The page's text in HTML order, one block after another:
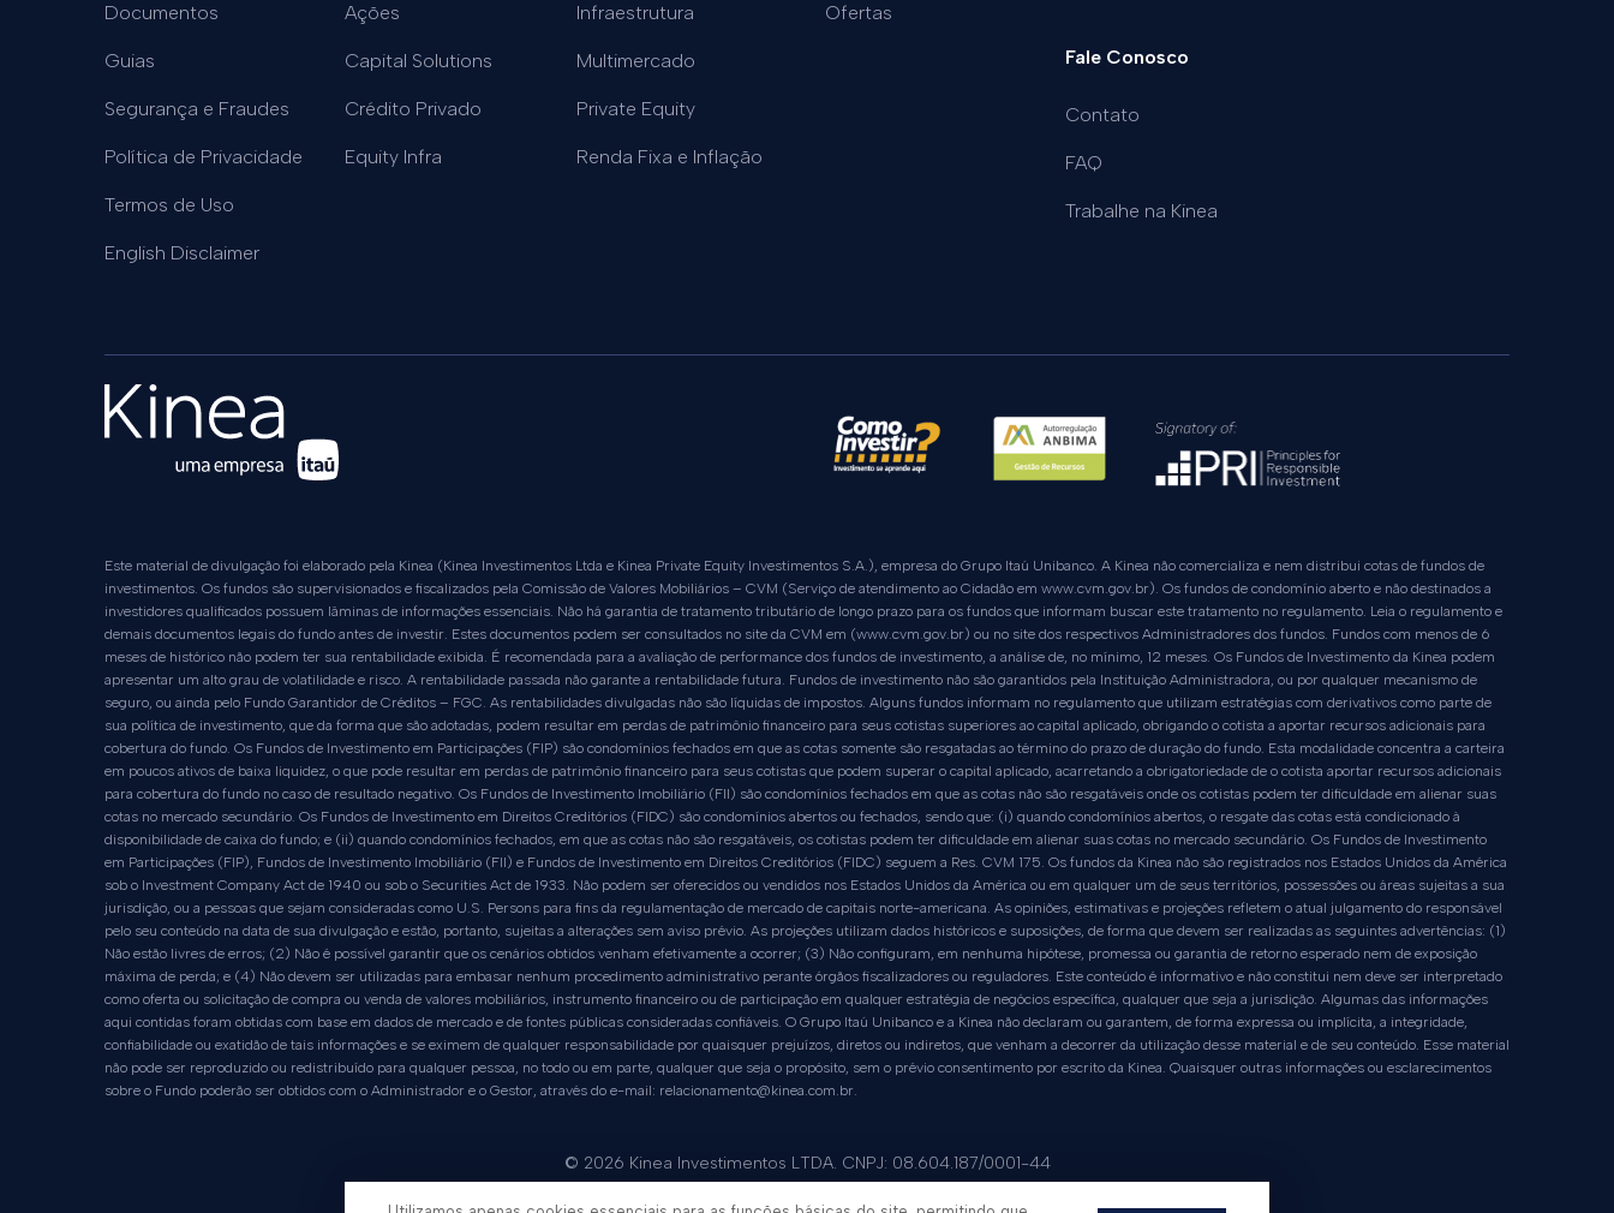
Documentos
Guias
Segurança e Fraudes
Política de Privacidade
Termos de Uso
English Disclaimer
Ações
Capital Solutions
Crédito Privado
Equity Infra
Infraestrutura
Multimercado
Private Equity
Renda Fixa e Inflação
Ofertas
Fale Conosco
Contato
FAQ
Trabalhe na Kinea
Este material de divulgação foi elaborado pela Kinea (Kinea Investimentos Ltda e Kinea Private Equity Investimentos S.A.), empresa do Grupo Itaú Unibanco. A Kinea não comercializa e nem distribui cotas de fundos de
investimentos. Os fundos são supervisionados e fiscalizados pela Comissão de Valores Mobiliários – CVM (Serviço de atendimento ao Cidadão em www.cvm.gov.br). Os fundos de condomínio aberto e não destinados a
investidores qualificados possuem lâminas de informações essenciais. Não há garantia de tratamento tributário de longo prazo para os fundos que informam buscar este tratamento no regulamento. Leia o regulamento e
demais documentos legais do fundo antes de investir. Estes documentos podem ser consultados no site da CVM em (www.cvm.gov.br) ou no site dos respectivos Administradores dos fundos. Fundos com menos de 6
meses de histórico não podem ter sua rentabilidade exibida. É recomendada para a avaliação de performance dos fundos de investimento, a análise de, no mínimo, 12 meses. Os Fundos de Investimento da Kinea podem
apresentar um alto grau de volatilidade e risco. A rentabilidade passada não garante a rentabilidade futura. Fundos de investimento não são garantidos pela Instituição Administradora, ou por qualquer mecanismo de
seguro, ou ainda pelo Fundo Garantidor de Créditos – FGC. As rentabilidades divulgadas não são líquidas de impostos. Alguns fundos informam no regulamento que utilizam estratégias com derivativos como parte de
sua política de investimento, que da forma que são adotadas, podem resultar em perdas de patrimônio financeiro para seus cotistas superiores ao capital aplicado, obrigando o cotista a aportar recursos adicionais para
cobertura do fundo. Os Fundos de Investimento em Participações (FIP) são condomínios fechados em que as cotas somente são resgatadas ao término do prazo de duração do fundo. Esta modalidade concentra a carteira
em poucos ativos de baixa liquidez, o que pode resultar em perdas de patrimônio financeiro para seus cotistas que podem superar o capital aplicado, acarretando a obrigatoriedade de o cotista aportar recursos adicionais
para cobertura do fundo no caso de resultado negativo. Os Fundos de Investimento Imobiliário (FII) são condomínios fechados em que as cotas não são resgatáveis onde os cotistas podem ter dificuldade em alienar suas
cotas no mercado secundário. Os Fundos de Investimento em Direitos Creditórios (FIDC) são condomínios abertos ou fechados, sendo que: (i) quando condomínios abertos, o resgate das cotas está condicionado à
disponibilidade de caixa do fundo; e (ii) quando condomínios fechados, em que as cotas não são resgatáveis, os cotistas podem ter dificuldade em alienar suas cotas no mercado secundário. Os Fundos de Investimento
em Participações (FIP), Fundos de Investimento Imobiliário (FII) e Fundos de Investimento em Direitos Creditórios (FIDC) seguem a Res. CVM 175. Os fundos da Kinea não são registrados nos Estados Unidos da América
sob o Investment Company Act de 1940 ou sob o Securities Act de 1933. Não podem ser oferecidos ou vendidos nos Estados Unidos da América ou em qualquer um de seus territórios, possessões ou áreas sujeitas a sua
jurisdição, ou a pessoas que sejam consideradas como U.S. Persons para fins da regulamentação de mercado de capitais norte-americana. As opiniões, estimativas e projeções refletem o atual julgamento do responsável
pelo seu conteúdo na data de sua divulgação e estão, portanto, sujeitas a alterações sem aviso prévio. As projeções utilizam dados históricos e suposições, de forma que devem ser realizadas as seguintes advertências: (1)
Não estão livres de erros; (2) Não é possível garantir que os cenários obtidos venham efetivamente a ocorrer; (3) Não configuram, em nenhuma hipótese, promessa ou garantia de retorno esperado nem de exposição
máxima de perda; e (4) Não devem ser utilizadas para embasar nenhum procedimento administrativo perante órgãos fiscalizadores ou reguladores. Este conteúdo é informativo e não constitui nem deve ser interpretado
como oferta ou solicitação de compra ou venda de valores mobiliários, instrumento financeiro ou de participação em qualquer estratégia de negócios específica, qualquer que seja a jurisdição. Algumas das informações
aqui contidas foram obtidas com base em dados de mercado e de fontes públicas consideradas confiáveis. O Grupo Itaú Unibanco e a Kinea não declaram ou garantem, de forma expressa ou implícita, a integridade,
confiabilidade ou exatidão de tais informações e se eximem de qualquer responsabilidade por quaisquer prejuízos, diretos ou indiretos, que venham a decorrer da utilização desse material e de seu conteúdo. Esse material
não pode ser reproduzido ou redistribuído para qualquer pessoa, no todo ou em parte, qualquer que seja o propósito, sem o prévio consentimento por escrito da Kinea. Quaisquer outras informações ou esclarecimentos
sobre o Fundo poderão ser obtidos com o Administrador e o Gestor, através do e-mail: relacionamento@kinea.com.br
© 2026 Kinea Investimentos LTDA. CNPJ: 08.604.187/0001-44